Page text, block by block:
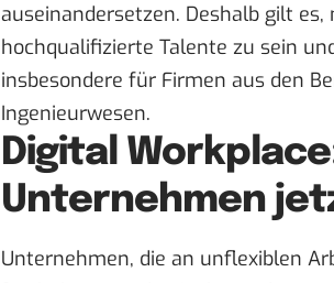
auseinandersetzen. Deshalb gilt
hochqualifizierte Talente zu sein
insbesondere für Firmen aus den
Ingenieurwesen.
Digital
Unternehmen
Unternehmen, die an unflexiblen